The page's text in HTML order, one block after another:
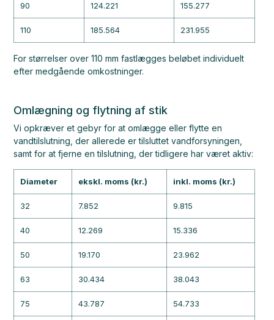
90 124.221 155.277
110 185.564 231.955
For størrelser over 110 mm fastlægges beløbet individuelt
efter medgående omkostninger.
Omlægning og flytning af stik
Vi opkræver et gebyr for at omlægge eller flytte en
vandtilslutning, der allerede er tilsluttet vandforsyningen,
samt for at fjerne en tilslutning, der tidligere har været aktiv:
Diameter ekskl. moms (kr.) inkl. moms (kr.)
32 7.852 9.815
40 12.269 15.336
50 19.170 23.962
63 30.434 38.043
75 43.787 54.733